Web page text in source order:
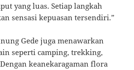
yang luas. Setiap langkah
sensasi kepuasan tersendiri.”
Gede juga menawarkan
seperti camping, trekking,
keanekaragaman flora